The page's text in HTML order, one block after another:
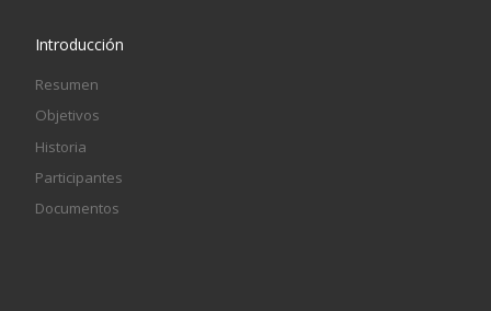
Introducción
Resumen
Objetivos
Historia
Participantes
Documentos